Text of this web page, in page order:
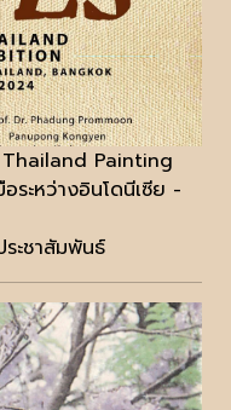
Painting
ระหว่างอินโดนีเซีย -
ะชาสัมพันธ์